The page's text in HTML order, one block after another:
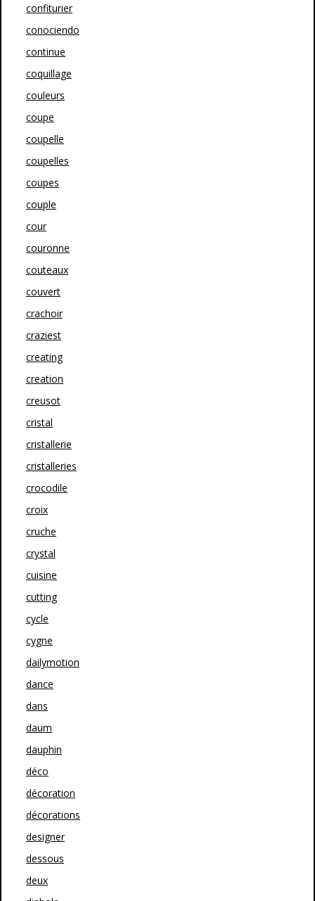
confiturier
conociendo
continue
coquillage
couleurs
coupe
coupelle
coupelles
coupes
couple
cour
couronne
couteaux
couvert
crachoir
craziest
creating
creation
creusot
cristal
cristallerie
cristalleries
crocodile
croix
cruche
crystal
cuisine
cutting
cycle
cygne
dailymotion
dance
dans
daum
dauphin
déco
décoration
décorations
designer
dessous
deux